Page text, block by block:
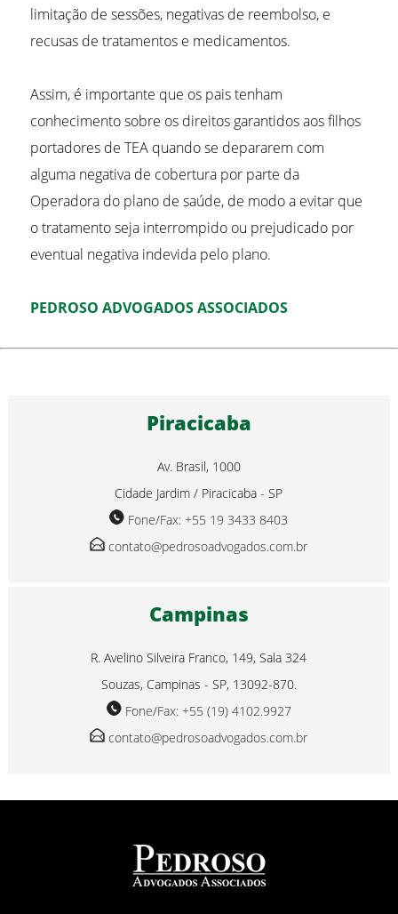
limitação de sessões, negativas de reembolso, e
recusas de tratamentos e medicamentos.
Assim, é importante que os pais tenham
conhecimento sobre os direitos garantidos aos filhos
portadores de TEA quando se depararem com
alguma negativa de cobertura por parte da
Operadora do plano de saúde, de modo a evitar que
o tratamento seja interrompido ou prejudicado por
eventual negativa indevida pelo plano.
PEDROSO ADVOGADOS ASSOCIADOS
Piracicaba
Av. Brasil, 1000
Cidade Jardim / Piracicaba - SP
Fone/Fax: +55 19 3433 8403
contato@pedrosoadvogados.com.br
Campinas
R. Avelino Silveira Franco, 149, Sala 324
Souzas, Campinas - SP, 13092-870.
Fone/Fax: +55 (19) 4102.9927
contato@pedrosoadvogados.com.br